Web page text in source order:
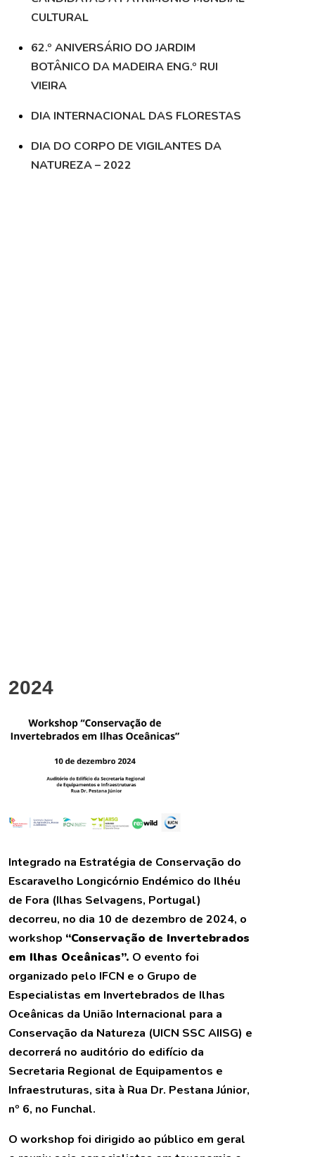
CULTURAL
62.º ANIVERSÁRIO DO JARDIM
BOTÂNICO DA MADEIRA ENG.º RUI
VIEIRA
DIA INTERNACIONAL DAS FLORESTAS
DIA DO CORPO DE VIGILANTES DA
NATUREZA – 2022
2024
Integrado na Estratégia de Conservação do
Escaravelho Longicórnio Endémico do Ilhéu
de Fora (Ilhas Selvagens, Portugal)
decorreu, no dia 10 de dezembro de 2024, o
workshop “Conservação de Invertebrados
em Ilhas Oceânicas”. O evento foi
organizado pelo IFCN e o Grupo de
Especialistas em Invertebrados de Ilhas
Oceânicas da União Internacional para a
Conservação da Natureza (UICN SSC AIISG) e
decorrerá no auditório do edifício da
Secretaria Regional de Equipamentos e
Infraestruturas, sita à Rua Dr. Pestana Júnior,
nº 6, no Funchal.
O workshop foi dirigido ao público em geral